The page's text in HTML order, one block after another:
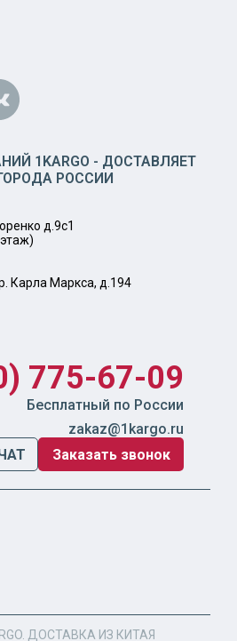
1KARGO - ДОСТАВЛЯЕТ
РОССИИ
д.9с1
Карла Маркса, д.194
775-67-09
Бесплатный по России
zakaz@1kargo.ru
Заказать звонок
. ДОСТАВКА ИЗ КИТАЯ